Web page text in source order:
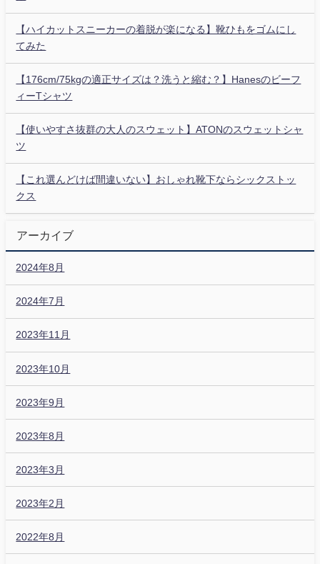
【ハイカットスニーカーの着脱が楽になる】靴ひもをゴムにし
てみた
【176cm/75kgの適正サイズは？洗うと縮む？】Hanesのビーフ
ィーTシャツ
【使いやすさ抜群の大人のスウェット】ATONのスウェットシャ
ツ
【これ選んどけば間違いない】おしゃれ靴下ならシックストッ
クス
アーカイブ
2024年8月
2024年7月
2023年11月
2023年10月
2023年9月
2023年8月
2023年3月
2023年2月
2022年8月